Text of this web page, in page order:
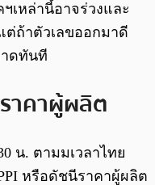
เหล่านี้อาจร่วงและ
ต่ถ้าตัวเลขออกมาดี
าดทันที
าคาผู้ผลิต
น. ตามมเวลาไทย
หรือดัชนีราคาผู้ผลิต